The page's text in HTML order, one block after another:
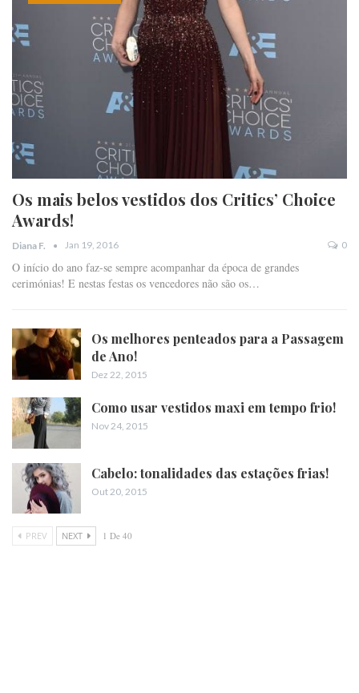
Os mais belos vestidos dos Critics’ Choice
Awards!
Diana F. Jan 19, 2016 0
O início do ano faz-se sempre acompanhar da época de grandes
cerimónias! E nestas festas os vencedores não são os…
Os melhores penteados para a Passagem
de Ano!
Dez 22, 2015
Como usar vestidos maxi em tempo frio!
Nov 24, 2015
Cabelo: tonalidades das estações frias!
Out 20, 2015
PREV NEXT 1 De 40